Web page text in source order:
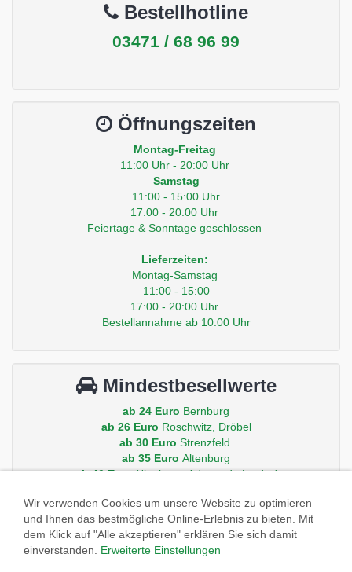
Bestellhotline
03471 / 68 96 99
Öffnungszeiten
Montag-Freitag
11:00 Uhr - 20:00 Uhr
Samstag
11:00 - 15:00 Uhr
17:00 - 20:00 Uhr
Feiertage & Sonntage geschlossen
Lieferzeiten:
Montag-Samstag
11:00 - 15:00
17:00 - 20:00 Uhr
Bestellannahme ab 10:00 Uhr
Mindestbesellwerte
ab 24 Euro Bernburg
ab 26 Euro Roschwitz, Dröbel
ab 30 Euro Strenzfeld
ab 35 Euro Altenburg
ab 40 EuroNienburg, Aderstedt, Latdorf
Andere Orte auf Anfrage.
Wir verwenden Cookies um unsere Website zu optimieren
und Ihnen das bestmögliche Online-Erlebnis zu bieten. Mit
dem Klick auf "Alle akzeptieren" erklären Sie sich damit
einverstanden. Erweiterte Einstellungen